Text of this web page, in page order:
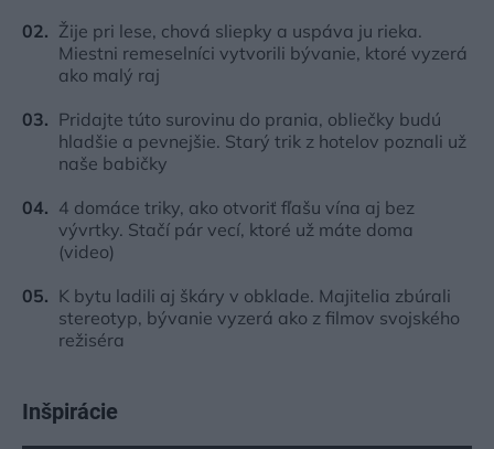
Žije pri lese, chová sliepky a uspáva ju rieka.
Miestni remeselníci vytvorili bývanie, ktoré vyzerá
ako malý raj
Pridajte túto surovinu do prania, obliečky budú
hladšie a pevnejšie. Starý trik z hotelov poznali už
naše babičky
4 domáce triky, ako otvoriť fľašu vína aj bez
vývrtky. Stačí pár vecí, ktoré už máte doma
(video)
K bytu ladili aj škáry v obklade. Majitelia zbúrali
stereotyp, bývanie vyzerá ako z filmov svojského
režiséra
Inšpirácie